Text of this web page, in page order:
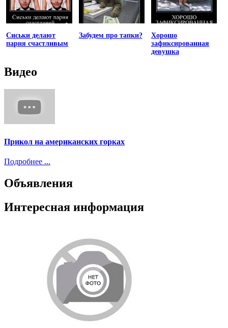
Сиськи делают
парня счастливым
Забудем про тапки?
Хорошо
зафиксированная
девушка
Видео
Прикол на американских горках
Подробнее ...
Объявления
Интересная информация